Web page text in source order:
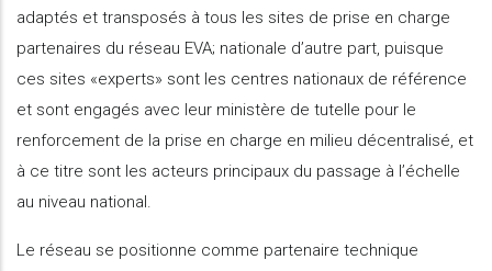
adaptés et transposés à tous les sites de prise en charge
partenaires du réseau EVA; nationale d’autre part, puisque
ces sites «experts» sont les centres nationaux de référence
et sont engagés avec leur ministère de tutelle pour le
renforcement de la prise en charge en milieu décentralisé, et
à ce titre sont les acteurs principaux du passage à l’échelle
au niveau national.
Le réseau se positionne comme partenaire technique